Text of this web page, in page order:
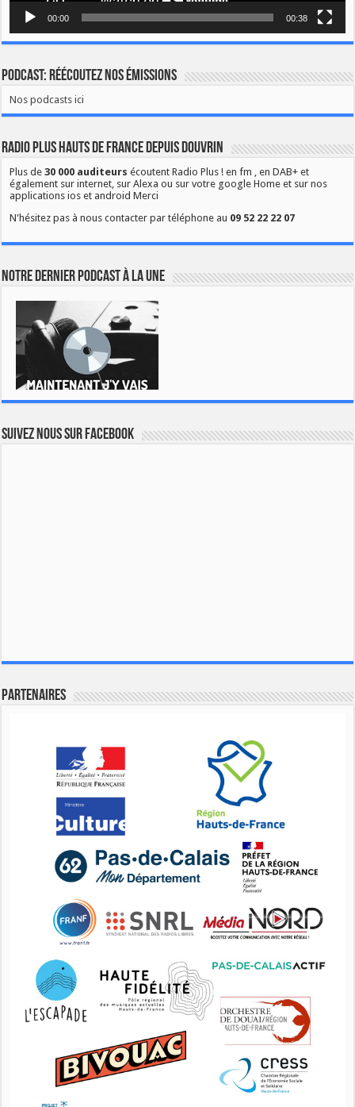
00:00 00:38
Podcast: Réécoutez nos émissions
Nos podcasts ici
Radio Plus Hauts de France depuis Douvrin
Plus de30 000 auditeurs écoutent Radio Plus ! en fm , en DAB+ et
également sur internet, sur Alexa ou sur votre google Home et sur nos
applications ios et android Merci
N'hésitez pas à nous contacter par téléphone au 09 52 22 22 07
Notre dernier podcast à la une
Suivez nous sur Facebook
Partenaires